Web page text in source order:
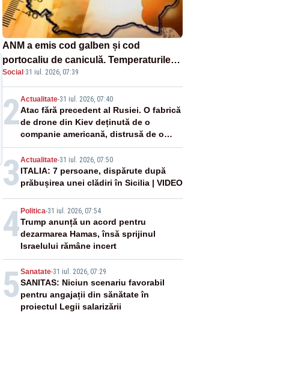
ANM a emis cod galben și cod
portocaliu de caniculă. Temperaturile
urcă până la 38 de grade, iar nopțile
devin tropicale
Social·31 iul. 2026, 07:39
2Actualitate-31 iul. 2026, 07:40
Atac fără precedent al Rusiei. O fabrică
de drone din Kiev deținută de o
companie americană, distrusă de o
rachetă rusească
3 Actualitate-31 iul. 2026, 07:50
ITALIA: 7 persoane, dispărute după
prăbușirea unei clădiri în Sicilia | VIDEO
4Politica-31 iul. 2026, 07:54
Trump anunță un acord pentru
dezarmarea Hamas, însă sprijinul
Israelului rămâne incert
5 Sanatate-31 iul. 2026, 07:29
SANITAS: Niciun scenariu favorabil
pentru angajații din sănătate în
proiectul Legii salarizării